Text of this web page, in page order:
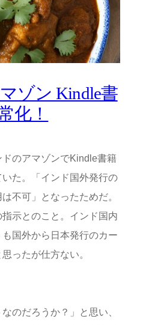
ゾン Kindle書
化！
のアマゾンでKindle書籍
た。「インド国外発行の
不可」となったためだ。
示とのこと。インド国内
国外から日本発行のカー
ったが仕方ない。
のだろうか？」と思い、